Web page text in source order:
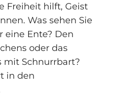
Freiheit hilft, Geist
Was sehen Sie
eine Ente? Den
oder das
mit Schnurrbart?
in den